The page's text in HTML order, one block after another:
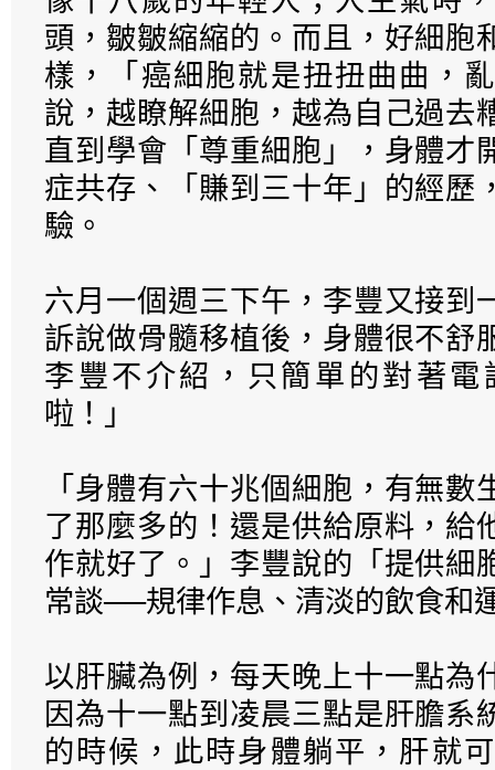
頭，皺皺縮縮的。而且，好細胞
樣，「癌細胞就是扭扭曲曲，
說，越瞭解細胞，越為自己過去
直到學會「尊重細胞」，身體才
症共存、「賺到三十年」的經歷
驗。
六月一個週三下午，李豐又接到
訴說做骨髓移植後，身體很不舒
李豐不介紹，只簡單的對著
啦！」
「身體有六十兆個細胞，有無
了那麼多的！還是供給原料，給
作就好了。」李豐說的「提供細
常談──規律作息、清淡的飲食和
以肝臟為例，每天晚上十一點為
因為十一點到凌晨三點是肝膽系
的時候，此時身體躺平，肝就